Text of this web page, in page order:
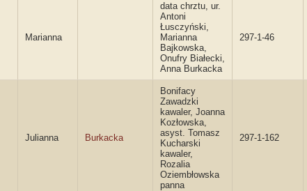
Marianna
data chrztu, ur.
Antoni
Łusczyński,
Marianna
Bajkowska,
Onufry Białecki,
Anna Burkacka
297-1-46
Julianna Burkacka
Bonifacy
Zawadzki
kawaler, Joanna
Kozłowska,
asyst. Tomasz
Kucharski
kawaler,
Rozalia
Oziembłowska
panna
297-1-162